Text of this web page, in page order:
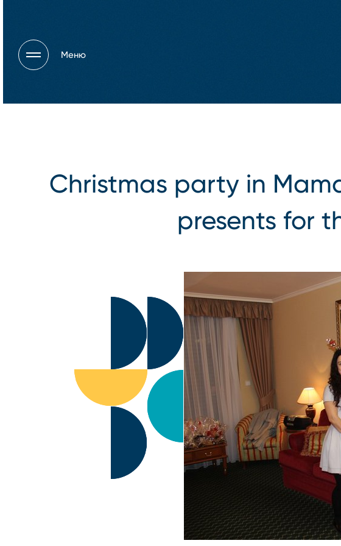
Меню
Christmas party in
presents for